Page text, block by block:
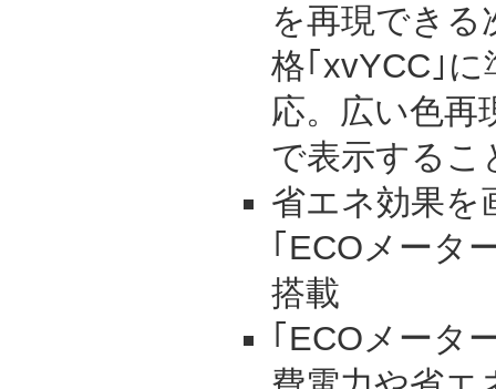
を再現できる
格｢xvYCC｣
応。広い色再
で表示するこ
省エネ効果を
｢ECOメータ
搭載
｢ECOメータ